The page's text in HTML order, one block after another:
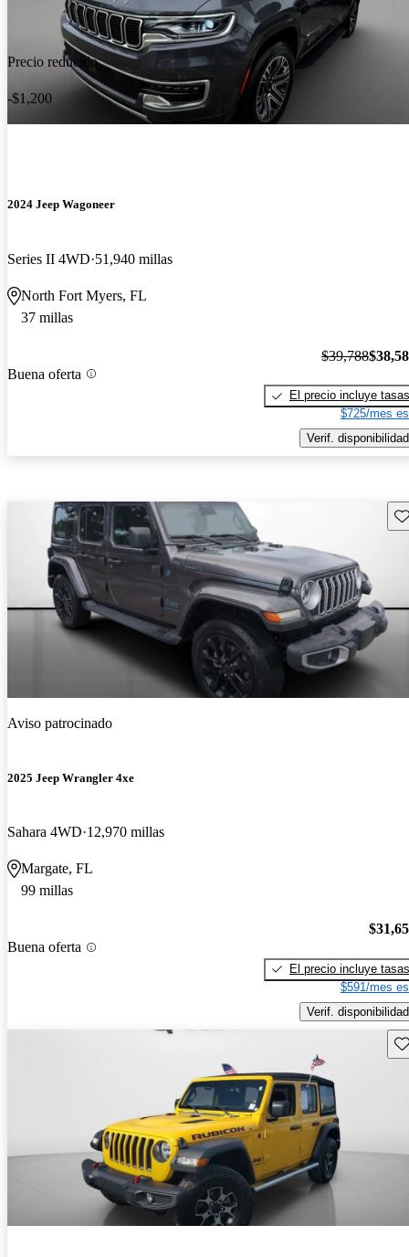
Precio reducido
-$1,200
2024 Jeep Wagoneer
Series II 4WD 51,940 millas
North Fort Myers, FL
37 millas
Buena oferta
$39,788
El precio incluye tasas
$725/mes
Verif. disponibilidad
Aviso patrocinado
2025 Jeep Wrangler 4xe
Sahara 4WD 12,970 millas
Margate, FL
99 millas
Buena oferta
El precio incluye tasas
$591/mes
Verif. disponibilidad